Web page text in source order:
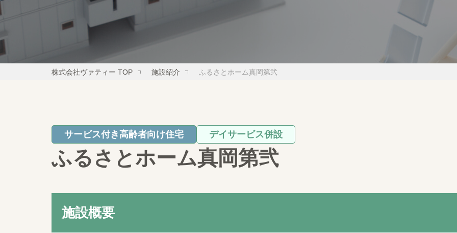
株式会社ヴァティー TOP 施設紹介 ふるさとホーム真岡第弐
サービス付き高齢者向け住宅 デイサービス併設
ふるさとホーム真岡第弐
施設概要